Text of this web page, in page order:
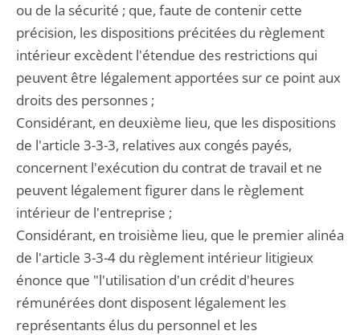
ou de la sécurité ; que, faute de contenir cette
précision, les dispositions précitées du règlement
intérieur excèdent l'étendue des restrictions qui
peuvent être légalement apportées sur ce point aux
droits des personnes ;
Considérant, en deuxième lieu, que les dispositions
de l'article 3-3-3, relatives aux congés payés,
concernent l'exécution du contrat de travail et ne
peuvent légalement figurer dans le règlement
intérieur de l'entreprise ;
Considérant, en troisième lieu, que le premier alinéa
de l'article 3-3-4 du règlement intérieur litigieux
énonce que "l'utilisation d'un crédit d'heures
rémunérées dont disposent légalement les
représentants élus du personnel et les